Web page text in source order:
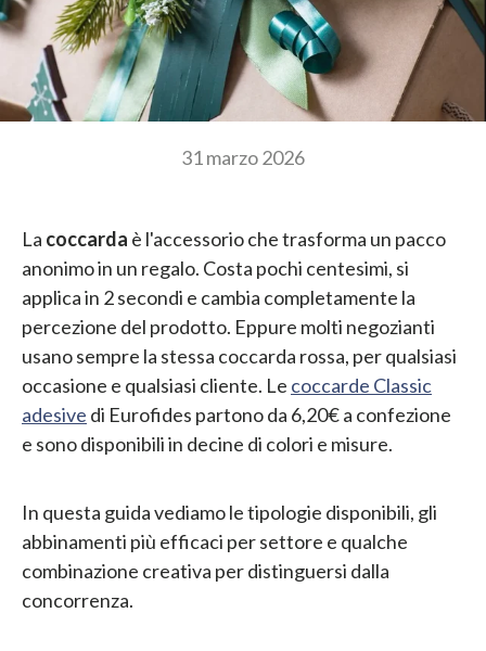
31 marzo 2026
La coccarda è l'accessorio che trasforma un pacco
anonimo in un regalo. Costa pochi centesimi, si
applica in 2 secondi e cambia completamente la
percezione del prodotto. Eppure molti negozianti
usano sempre la stessa coccarda rossa, per qualsiasi
occasione e qualsiasi cliente. Le coccarde Classic
adesive di Eurofides partono da 6,20€ a confezione
e sono disponibili in decine di colori e misure.
In questa guida vediamo le tipologie disponibili, gli
abbinamenti più efficaci per settore e qualche
combinazione creativa per distinguersi dalla
concorrenza.